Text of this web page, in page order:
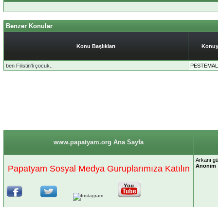
Benzer Konular
Konu Başlıkları
ben Filistin'li çocuk.. PESTEMAL
www.papatyam.org Ana Sayfa
Papatyam Sosyal Medya Guruplarımıza Katılın
Arkanı
Anonim